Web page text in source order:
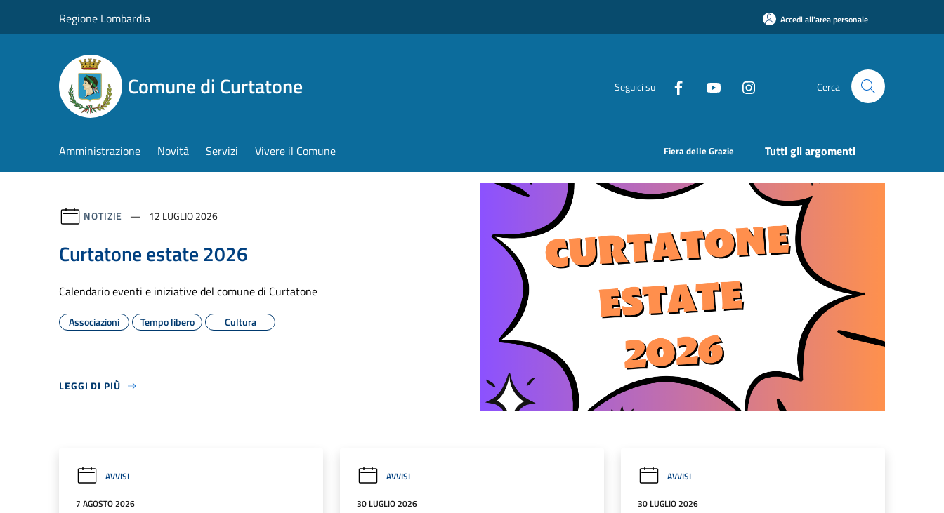
Regione Lombardia Accedi all'area personale
Comune di Curtatone Seguici su Cerca
Amministrazione Novità Servizi Vivere il Comune Fiera delle Grazie Tutti gli argomenti
NOTIZIE 12 LUGLIO 2026
Curtatone estate 2026
Calendario eventi e iniziative del comune di Curtatone
Associazioni Tempo libero Cultura
LEGGI DI PIÙ
AVVISI
7 AGOSTO 2026
AVVISI
30 LUGLIO 2026
AVVISI
30 LUGLIO 2026